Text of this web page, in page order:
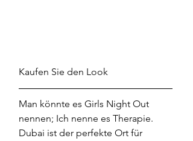
Kaufen Sie den Look
Man könnte es Girls Night Out
nennen; Ich nenne es Therapie.
Dubai ist der perfekte Ort für